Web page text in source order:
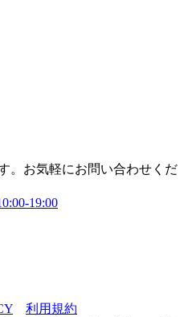
。お気軽にお問い合わせくだ
19:00
利用規約